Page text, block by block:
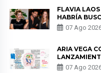
FLAVIA
HABRÍA
HEREDIA
DE LAS
07 Ago
ARIA VEGA
07 Ago